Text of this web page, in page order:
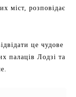
міст, розповідає
це чудове
палаців Лодзі та